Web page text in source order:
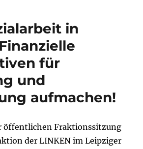
Sachen
Schulsozialarbeit
in
für
und
aufmachen!
öffentlichen Fraktionssitzung
der LINKEN im Leipziger